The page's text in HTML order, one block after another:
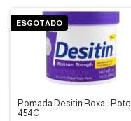
ESGOTADO
Pomada Desitin Roxa - Pote
454G